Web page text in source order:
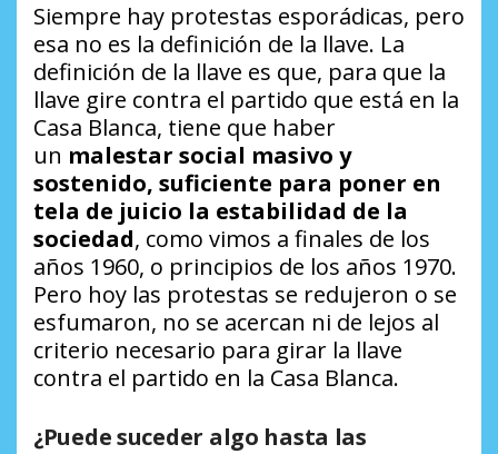
Siempre hay protestas esporádicas, pero
esa no es la definición de la llave. La
definición de la llave es que, para que la
llave gire contra el partido que está en la
Casa Blanca, tiene que haber
un malestar social masivo y
sostenido, suficiente para poner en
tela de juicio la estabilidad de la
sociedad, como vimos a finales de los
años 1960, o principios de los años 1970.
Pero hoy las protestas se redujeron o se
esfumaron, no se acercan ni de lejos al
criterio necesario para girar la llave
contra el partido en la Casa Blanca.
¿Puede suceder algo hasta las